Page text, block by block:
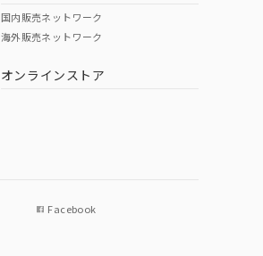
O
国内販売ネットワーク
海外販売ネットワーク
オンラインストア
Facebook